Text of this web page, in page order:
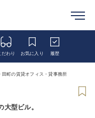
だわり お気に入り 履歴
田町の賃貸オフィス・貸事務所
型ビル。